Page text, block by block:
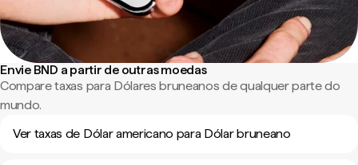
Envie BND a partir de outras moedas
Compare taxas para Dólares bruneanos de qualquer parte do
mundo.
Ver taxas de Dólar americano para Dólar bruneano